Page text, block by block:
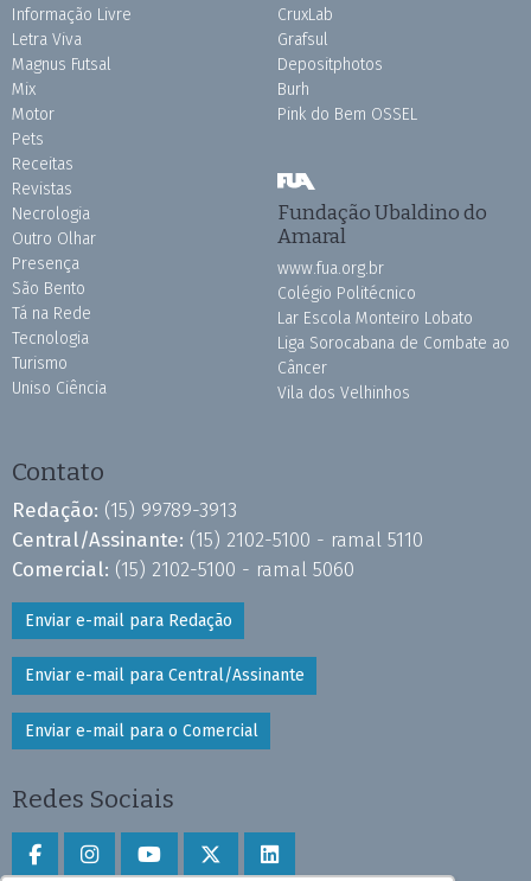
Informação Livre
Letra Viva
Magnus Futsal
Mix
Motor
Pets
Receitas
Revistas
Necrologia
Outro Olhar
Presença
São Bento
Tá na Rede
Tecnologia
Turismo
Uniso Ciência
CruxLab
Grafsul
Depositphotos
Burh
Pink do Bem OSSEL
Fundação Ubaldino do
Amaral
www.fua.org.br
Colégio Politécnico
Lar Escola Monteiro Lobato
Liga Sorocabana de Combate ao
Câncer
Vila dos Velhinhos
Contato
Redação: (15) 99789-3913
Central/Assinante: (15) 2102-5100 - ramal 5110
Comercial: (15) 2102-5100 - ramal 5060
Enviar e-mail para Redação
Enviar e-mail para Central/Assinante
Enviar e-mail para o Comercial
Redes Sociais